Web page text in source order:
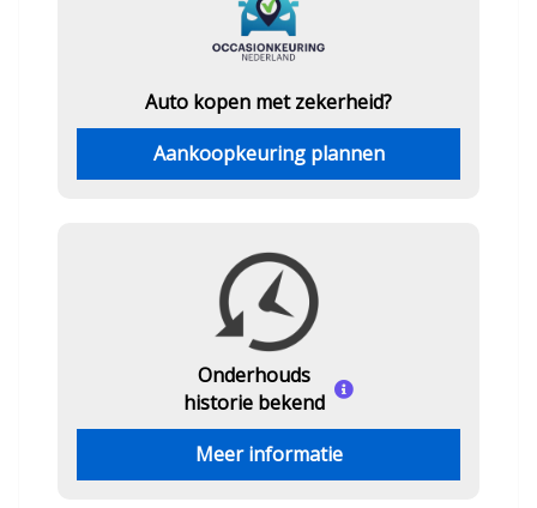
Auto kopen met zekerheid?
Aankoopkeuring plannen
Onderhouds
historie bekend
Meer informatie